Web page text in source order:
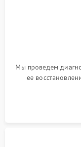
Мы проведем
ее